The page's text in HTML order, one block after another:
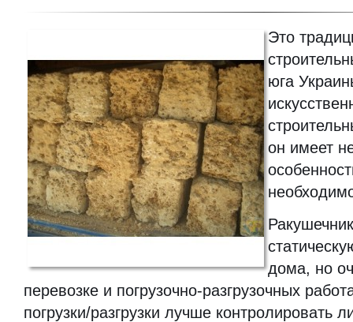
Это
юга
он имеет
дома, но
перевозке и погрузочно-разгрузочных
погрузки/разгрузки лучше контролировать